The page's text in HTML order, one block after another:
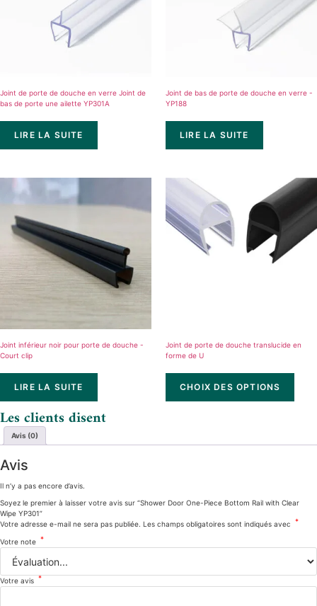
Joint de porte de douche en verre Joint de
bas de porte une ailette YP301A
LIRE LA SUITE
Joint de bas de porte de douche en verre -
YP188
LIRE LA SUITE
Joint inférieur noir pour porte de douche -
Court clip
LIRE LA SUITE
Joint de porte de douche translucide en
forme de U
CHOIX DES OPTIONS
Les clients disent
Avis (0)
Avis
Il n’y a pas encore d’avis.
Soyez le premier à laisser votre avis sur “Shower Door One-Piece Bottom Rail with Clear
Wipe YP301”
Votre adresse e-mail ne sera pas publiée. Les champs obligatoires sont indiqués avec *
Votre note *
Votre avis *